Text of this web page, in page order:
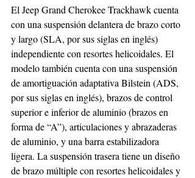
El Jeep Grand Cherokee Trackhawk cuenta
con una suspensión delantera de brazo corto
y largo (SLA, por sus siglas en inglés)
independiente con resortes helicoidales. El
modelo también cuenta con una suspensión
de amortiguación adaptativa Bilstein (ADS,
por sus siglas en inglés), brazos de control
superior e inferior de aluminio (brazos en
forma de “A”), articulaciones y abrazaderas
de aluminio, y una barra estabilizadora
ligera. La suspensión trasera tiene un diseño
de brazo múltiple con resortes helicoidales y